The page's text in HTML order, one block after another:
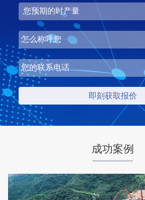
成功案例
湖北省中昇东浩荆门建材时产
项目坐标
湖北省荆门市
项目业主
中昇东浩荆门建材
咨询该项目执行经理